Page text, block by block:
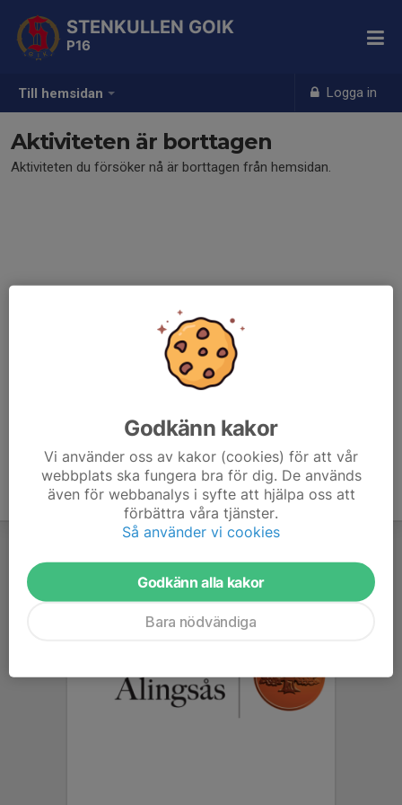
Till hemsidan Logga in
STENKULLEN GOIK
P16
Aktiviteten är borttagen
Aktiviteten du försöker nå är borttagen från hemsidan.
Godkänn kakor
Vi använder oss av kakor (cookies) för att vår
webbplats ska fungera bra för dig. De används
även för webbanalys i syfte att hjälpa oss att
förbättra våra tjänster.
Så använder vi cookies
Godkänn alla kakor
Bara nödvändiga